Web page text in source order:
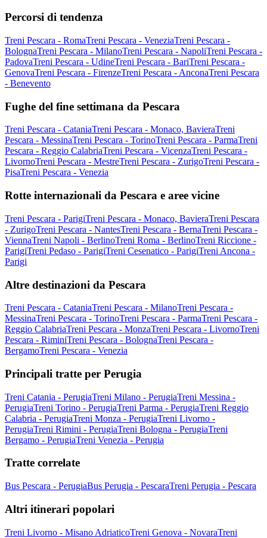
Percorsi di tendenza
Treni Pescara - RomaTreni Pescara - VeneziaTreni Pescara -
BolognaTreni Pescara - MilanoTreni Pescara - NapoliTreni Pescara -
PadovaTreni Pescara - UdineTreni Pescara - BariTreni Pescara -
GenovaTreni Pescara - FirenzeTreni Pescara - AnconaTreni Pescara
- Benevento
Fughe del fine settimana da Pescara
Treni Pescara - CataniaTreni Pescara - Monaco, BavieraTreni
Pescara - MessinaTreni Pescara - TorinoTreni Pescara - ParmaTreni
Pescara - Reggio CalabriaTreni Pescara - VicenzaTreni Pescara -
LivornoTreni Pescara - MestreTreni Pescara - ZurigoTreni Pescara -
PisaTreni Pescara - Venezia
Rotte internazionali da Pescara e aree vicine
Treni Pescara - ParigiTreni Pescara - Monaco, BavieraTreni Pescara
- ZurigoTreni Pescara - NantesTreni Pescara - BernaTreni Pescara -
ViennaTreni Napoli - BerlinoTreni Roma - BerlinoTreni Riccione -
ParigiTreni Pedaso - ParigiTreni Cesenatico - ParigiTreni Ancona -
Parigi
Altre destinazioni da Pescara
Treni Pescara - CataniaTreni Pescara - MilanoTreni Pescara -
MessinaTreni Pescara - TorinoTreni Pescara - ParmaTreni Pescara -
Reggio CalabriaTreni Pescara - MonzaTreni Pescara - LivornoTreni
Pescara - RiminiTreni Pescara - BolognaTreni Pescara -
BergamoTreni Pescara - Venezia
Principali tratte per Perugia
Treni Catania - PerugiaTreni Milano - PerugiaTreni Messina -
PerugiaTreni Torino - PerugiaTreni Parma - PerugiaTreni Reggio
Calabria - PerugiaTreni Monza - PerugiaTreni Livorno -
PerugiaTreni Rimini - PerugiaTreni Bologna - PerugiaTreni
Bergamo - PerugiaTreni Venezia - Perugia
Tratte correlate
Bus Pescara - PerugiaBus Perugia - PescaraTreni Perugia - Pescara
Altri itinerari popolari
Treni Livorno - Misano AdriaticoTreni Genova - NovaraTreni